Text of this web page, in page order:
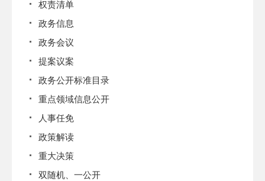
权责清单
政务信息
政务会议
提案议案
政务公开标准目录
重点领域信息公开
人事任免
政策解读
重大决策
双随机、一公开